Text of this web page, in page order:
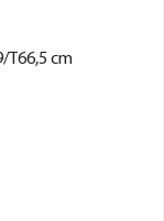
T66,5 cm